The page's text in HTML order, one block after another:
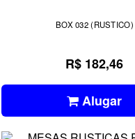
BOX 032 (RUSTICO)
R$ 182,46
Alugar